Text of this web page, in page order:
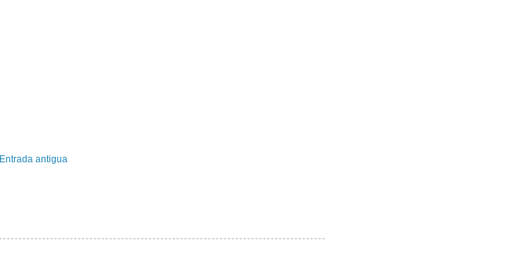
Entrada antigua